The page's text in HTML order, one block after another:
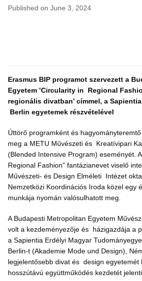
Published on June 3, 2024
Erasmus BIP programot szervezett a
Egyetem ’Circularity in Regional
regionális divatban’ címmel, a Sapientia
Berlin egyetemek részvételével
Úttörő programként és
meg a METU Művészeti és Kreatívipari
(Blended Intensive Program) eseményét.
Regional Fashion” fantázianevet viselő
Művészeti- és Design Elméleti Intézet
Nemzetközi Koordinációs Iroda közel egy
munkája nyomán valósulhatott meg.
A Budapesti Metropolitan Egyetem
volt a kezdeményezője és házigazdája a
a Sapientia Erdélyi Magyar
Berlin-t (Akademie Mode und Design),
legjelentősebb divat és design egyetemét
hosszútávú együttműködés kezdetét